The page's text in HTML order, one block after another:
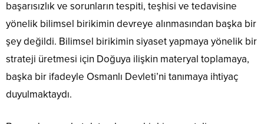
başarısızlık ve sorunların tespiti, teşhisi ve tedavisine
yönelik bilimsel birikimin devreye alınmasından başka bir
şey değildi. Bilimsel birikimin siyaset yapmaya yönelik bir
strateji üretmesi için Doğuya ilişkin materyal toplamaya,
başka bir ifadeyle Osmanlı Devleti’ni tanımaya ihtiyaç
duyulmaktaydı.